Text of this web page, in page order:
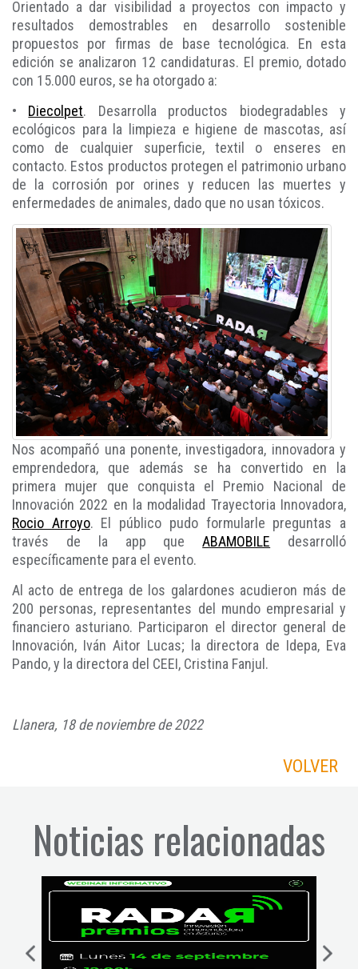
Orientado a dar visibilidad a proyectos con impacto y
resultados demostrables en desarrollo sostenible
propuestos por firmas de base tecnológica. En esta
edición se analizaron 12 candidaturas. El premio, dotado
con 15.000 euros, se ha otorgado a:
• Diecolpet. Desarrolla productos biodegradables y
ecológicos para la limpieza e higiene de mascotas, así
como de cualquier superficie, textil o enseres en
contacto. Estos productos protegen el patrimonio urbano
de la corrosión por orines y reducen las muertes y
enfermedades de animales, dado que no usan tóxicos.
Nos acompañó una ponente, investigadora, innovadora y
emprendedora, que además se ha convertido en la
primera mujer que conquista el Premio Nacional de
Innovación 2022 en la modalidad Trayectoria Innovadora,
Rocio Arroyo. El público pudo formularle preguntas a
través de la app queABAMOBILE desarrolló
específicamente para el evento.
Al acto de entrega de los galardones acudieron más de
200 personas, representantes del mundo empresarial y
financiero asturiano. Participaron el director general de
Innovación, Iván Aitor Lucas; la directora de Idepa, Eva
Pando, y la directora del CEEI, Cristina Fanjul.
Llanera, 18 de noviembre de 2022
VOLVER
Noticias relacionadas